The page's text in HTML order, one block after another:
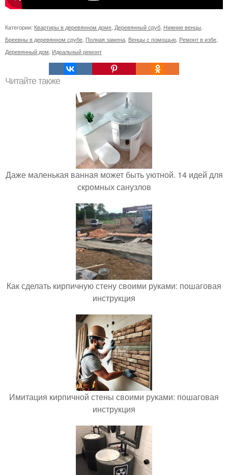
Категории: Квартиры в деревянном доме Деревянный сруб Нижние венцы
Бреевны в деревянном срубе Полная замена Венцы с помощью Ремонт в избе
Деревянный дом Идеальный ремонт
Читайте также
Даже маленькая ванная может быть уютной. 14 идей для
скромных санузлов
Как сделать кирпичную стену своими руками: пошаговая
инструкция
Имитация кирпичной стены своими руками: пошаговая
инструкция